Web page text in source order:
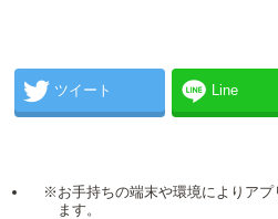
ツイート Line
※お手持ちの端末や環境によりアプ
ます。